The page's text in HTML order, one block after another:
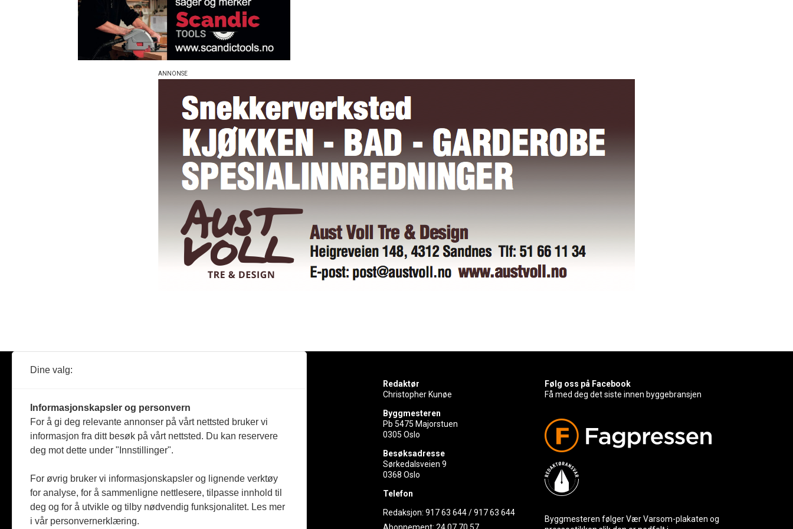
Reportasje
Produkter
Jobbmarked
Redaktør
Christopher Kunøe
Byggmesteren
Pb 5475 Majorstuen
0305 Oslo
Besøksadresse
Sørkedalsveien 9
0368 Oslo
Telefon
Redaksjon:917 63 644/917 63 644
Følg oss på Facebook
Få med deg det siste innen byggebransjen
Byggmesteren følger Vær Varsom-plakaten og
Dine valg:
Informasjonskapsler og personvern
For å gi deg relevante annonser på vårt nettsted bruker vi
informasjon fra ditt besøk på vårt nettsted. Du kan reservere
deg mot dette under "Innstillinger".
For øvrig bruker vi informasjonskapsler og lignende verktøy
for analyse, for å sammenligne nettlesere, tilpasse innhold til
deg og for å utvikle og tilby nødvendig funksjonalitet. Les mer
i vår personvernerklæring.